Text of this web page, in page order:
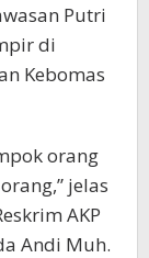
Putri
di
Kebomas
orang
jelas
AKP
Andi Muh.